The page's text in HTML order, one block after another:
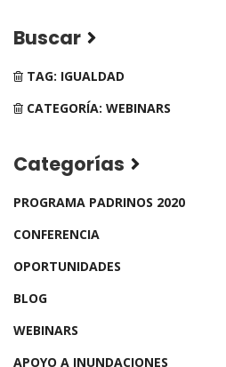
Buscar
TAG: IGUALDAD
CATEGORÍA: WEBINARS
Categorías
PROGRAMA PADRINOS 2020
CONFERENCIA
OPORTUNIDADES
BLOG
WEBINARS
APOYO A INUNDACIONES